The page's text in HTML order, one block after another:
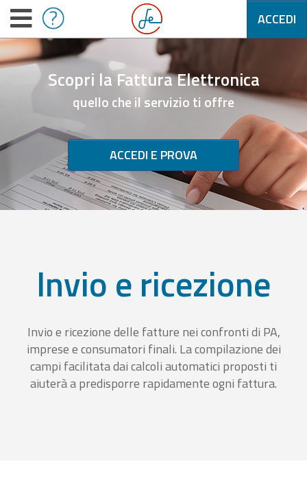
ACCEDI
Scopri la Fattura Elettronica
quello che il servizio ti offre
ACCEDI E PROVA
Invio e ricezione
Invio e ricezione delle fatture nei confronti di PA,
imprese e consumatori finali. La compilazione dei
campi facilitata dai calcoli automatici proposti ti
aiuterà a predisporre rapidamente ogni fattura.